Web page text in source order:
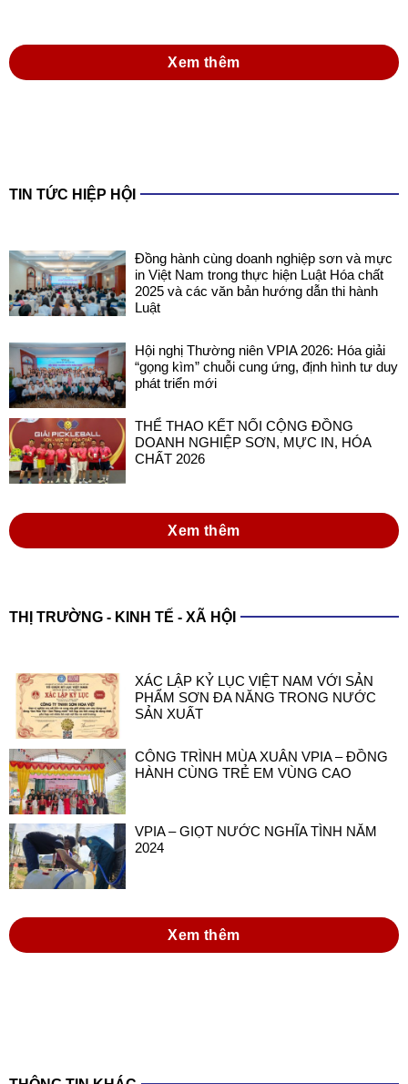
Xem thêm
TIN TỨC HIỆP HỘI
Đồng hành cùng doanh nghiệp sơn và mực
in Việt Nam trong thực hiện Luật Hóa chất
2025 và các văn bản hướng dẫn thi hành
Luật
Hội nghị Thường niên VPIA 2026: Hóa giải
“gọng kìm” chuỗi cung ứng, định hình tư duy
phát triển mới
THỂ THAO KẾT NỐI CỘNG ĐỒNG
DOANH NGHIỆP SƠN, MỰC IN, HÓA
CHẤT 2026
Xem thêm
THỊ TRƯỜNG - KINH TẾ - XÃ HỘI
XÁC LẬP KỶ LỤC VIỆT NAM VỚI SẢN
PHẨM SƠN ĐA NĂNG TRONG NƯỚC
SẢN XUẤT
CÔNG TRÌNH MÙA XUÂN VPIA – ĐỒNG
HÀNH CÙNG TRẺ EM VÙNG CAO
VPIA – GIỌT NƯỚC NGHĨA TÌNH NĂM
2024
Xem thêm